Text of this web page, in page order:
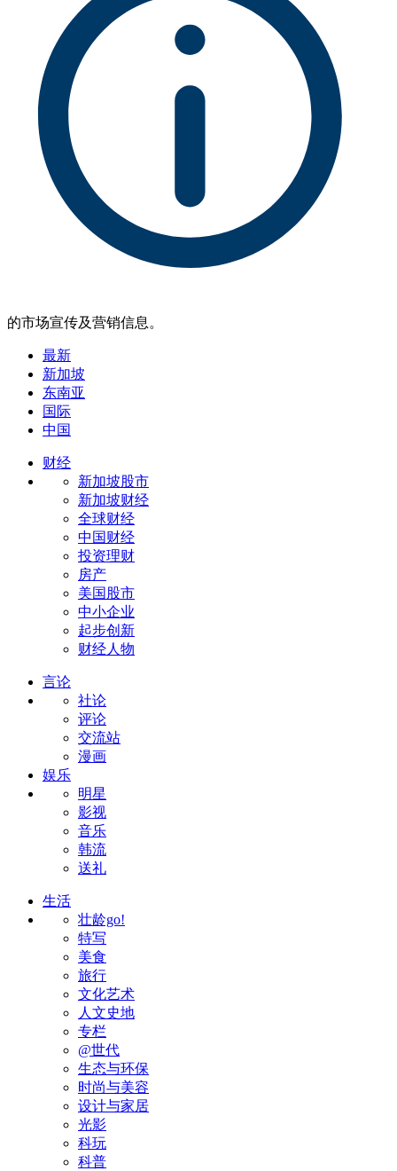
的市场宣传及营销信息。
最新
新加坡
东南亚
国际
中国
财经
新加坡股市
新加坡财经
全球财经
中国财经
投资理财
房产
美国股市
中小企业
起步创新
财经人物
言论
社论
评论
交流站
漫画
娱乐
明星
影视
音乐
韩流
送礼
生活
壮龄go!
特写
美食
旅行
文化艺术
人文史地
专栏
@世代
生态与环保
时尚与美容
设计与家居
光影
科玩
科普